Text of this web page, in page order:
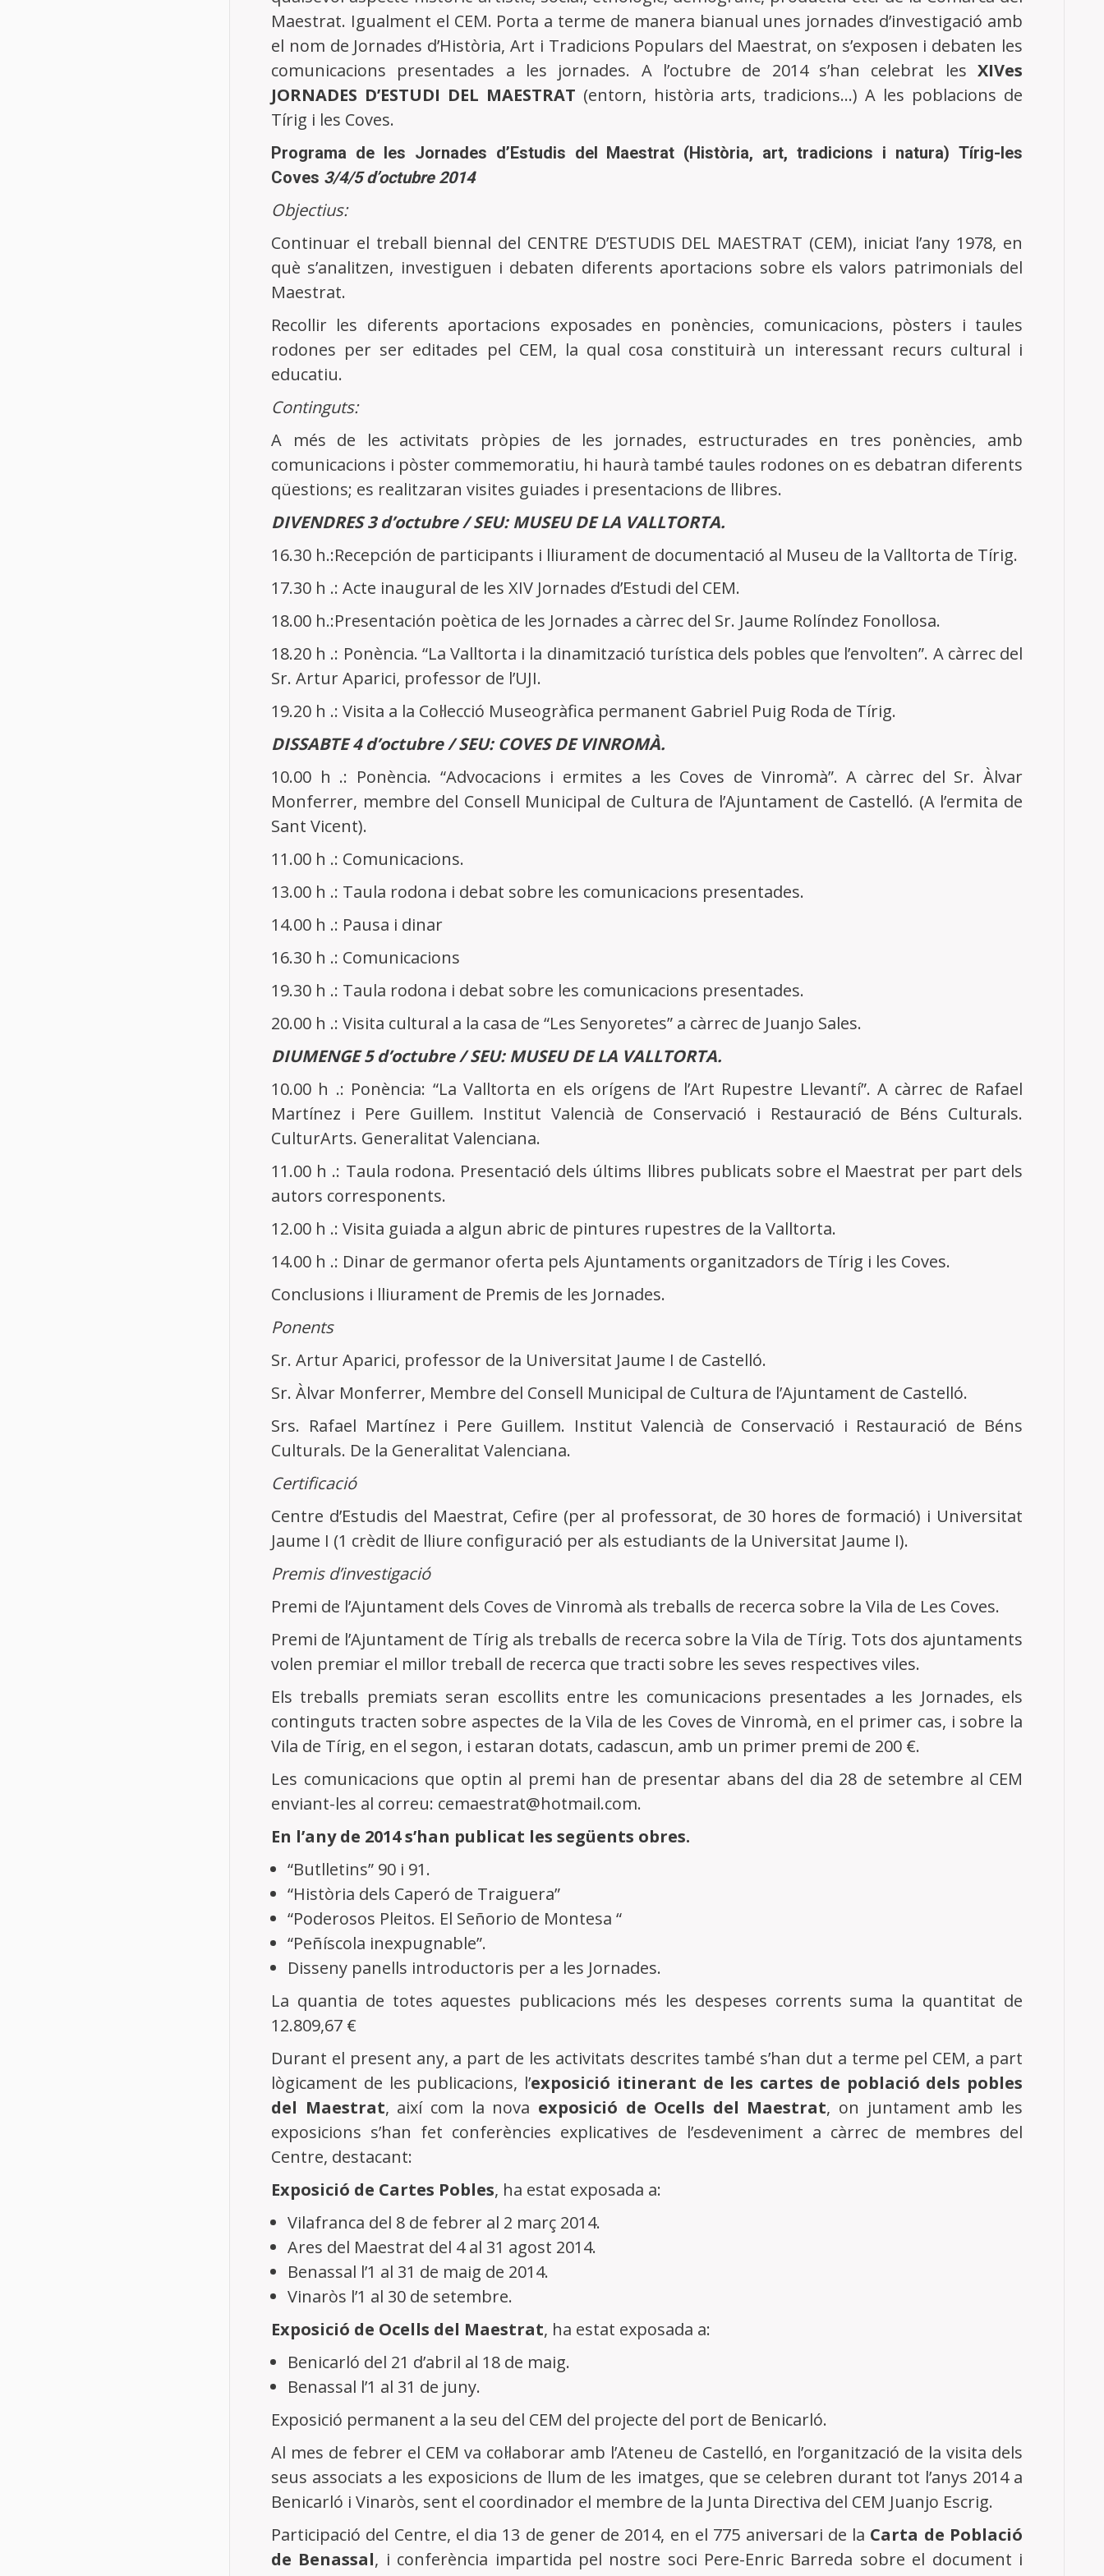
Maestrat. Igualment el CEM. Porta a terme de manera bianual unes jornades d’investigació amb
el nom de Jornades d’Història, Art i Tradicions Populars del Maestrat, on s’exposen i debaten les
comunicacions presentades a les jornades. A l’octubre de 2014 s’han celebrat les XIVes
JORNADES D’ESTUDI DEL MAESTRAT (entorn, història arts, tradicions…) A les poblacions de
Tírig i les Coves.
Programa de les Jornades d’Estudis del Maestrat (Història, art, tradicions i natura) Tírig-les
Coves 3/4/5 d’octubre 2014
Objectius:
Continuar el treball biennal del CENTRE D’ESTUDIS DEL MAESTRAT (CEM), iniciat l’any 1978, en
què s’analitzen, investiguen i debaten diferents aportacions sobre els valors patrimonials del
Maestrat.
Recollir les diferents aportacions exposades en ponències, comunicacions, pòsters i taules
rodones per ser editades pel CEM, la qual cosa constituirà un interessant recurs cultural i
educatiu.
Continguts:
A més de les activitats pròpies de les jornades, estructurades en tres ponències, amb
comunicacions i pòster commemoratiu, hi haurà també taules rodones on es debatran diferents
qüestions; es realitzaran visites guiades i presentacions de llibres.
DIVENDRES 3 d’octubre / SEU: MUSEU DE LA VALLTORTA.
16.30 h.:Recepción de participants i lliurament de documentació al Museu de la Valltorta de Tírig.
17.30 h .: Acte inaugural de les XIV Jornades d’Estudi del CEM.
18.00 h.:Presentación poètica de les Jornades a càrrec del Sr. Jaume Rolíndez Fonollosa.
18.20 h .: Ponència. “La Valltorta i la dinamització turística dels pobles que l’envolten”. A càrrec del
Sr. Artur Aparici, professor de l’UJI.
19.20 h .: Visita a la Col·lecció Museogràfica permanent Gabriel Puig Roda de Tírig.
DISSABTE 4 d’octubre / SEU: COVES DE VINROMÀ.
10.00 h .: Ponència. “Advocacions i ermites a les Coves de Vinromà”. A càrrec del Sr. Àlvar
Monferrer, membre del Consell Municipal de Cultura de l’Ajuntament de Castelló. (A l’ermita de
Sant Vicent).
11.00 h .: Comunicacions.
13.00 h .: Taula rodona i debat sobre les comunicacions presentades.
14.00 h .: Pausa i dinar
16.30 h .: Comunicacions
19.30 h .: Taula rodona i debat sobre les comunicacions presentades.
20.00 h .: Visita cultural a la casa de “Les Senyoretes” a càrrec de Juanjo Sales.
DIUMENGE 5 d’octubre / SEU: MUSEU DE LA VALLTORTA.
10.00 h .: Ponència: “La Valltorta en els orígens de l’Art Rupestre Llevantí”. A càrrec de Rafael
Martínez i Pere Guillem. Institut Valencià de Conservació i Restauració de Béns Culturals.
CulturArts. Generalitat Valenciana.
11.00 h .: Taula rodona. Presentació dels últims llibres publicats sobre el Maestrat per part dels
autors corresponents.
12.00 h .: Visita guiada a algun abric de pintures rupestres de la Valltorta.
14.00 h .: Dinar de germanor oferta pels Ajuntaments organitzadors de Tírig i les Coves.
Conclusions i lliurament de Premis de les Jornades.
Ponents
Sr. Artur Aparici, professor de la Universitat Jaume I de Castelló.
Sr. Àlvar Monferrer, Membre del Consell Municipal de Cultura de l’Ajuntament de Castelló.
Srs. Rafael Martínez i Pere Guillem. Institut Valencià de Conservació i Restauració de Béns
Culturals. De la Generalitat Valenciana.
Certificació
Centre d’Estudis del Maestrat, Cefire (per al professorat, de 30 hores de formació) i Universitat
Jaume I (1 crèdit de lliure configuració per als estudiants de la Universitat Jaume I).
Premis d’investigació
Premi de l’Ajuntament dels Coves de Vinromà als treballs de recerca sobre la Vila de Les Coves.
Premi de l’Ajuntament de Tírig als treballs de recerca sobre la Vila de Tírig. Tots dos ajuntaments
volen premiar el millor treball de recerca que tracti sobre les seves respectives viles.
Els treballs premiats seran escollits entre les comunicacions presentades a les Jornades, els
continguts tracten sobre aspectes de la Vila de les Coves de Vinromà, en el primer cas, i sobre la
Vila de Tírig, en el segon, i estaran dotats, cadascun, amb un primer premi de 200 €.
Les comunicacions que optin al premi han de presentar abans del dia 28 de setembre al CEM
enviant-les al correu: cemaestrat@hotmail.com.
En l’any de 2014 s’han publicat les següents obres.
“Butlletins” 90 i 91.
“Història dels Caperó de Traiguera”
“Poderosos Pleitos. El Señorio de Montesa “
“Peñíscola inexpugnable”.
Disseny panells introductoris per a les Jornades.
La quantia de totes aquestes publicacions més les despeses corrents suma la quantitat de
12.809,67 €
Durant el present any, a part de les activitats descrites també s’han dut a terme pel CEM, a part
lògicament de les publicacions, l’exposició itinerant de les cartes de població dels pobles
del Maestrat, així com la nova exposició de Ocells del Maestrat, on juntament amb les
exposicions s’han fet conferències explicatives de l’esdeveniment a càrrec de membres del
Centre, destacant:
Exposició de Cartes Pobles, ha estat exposada a:
Vilafranca del 8 de febrer al 2 març 2014.
Ares del Maestrat del 4 al 31 agost 2014.
Benassal l’1 al 31 de maig de 2014.
Vinaròs l’1 al 30 de setembre.
Exposició de Ocells del Maestrat, ha estat exposada a:
Benicarló del 21 d’abril al 18 de maig.
Benassal l’1 al 31 de juny.
Exposició permanent a la seu del CEM del projecte del port de Benicarló.
Al mes de febrer el CEM va col·laborar amb l’Ateneu de Castelló, en l’organització de la visita dels
seus associats a les exposicions de llum de les imatges, que se celebren durant tot l’anys 2014 a
Benicarló i Vinaròs, sent el coordinador el membre de la Junta Directiva del CEM Juanjo Escrig.
Participació del Centre, el dia 13 de gener de 2014, en el 775 aniversari de la Carta de Població
de Benassal, i conferència impartida pel nostre soci Pere-Enric Barreda sobre el document i
junio año 2022
13 juliol, 2024
-Avís
Contacta|Compra de publicacions |Fes-te soci|Accés per a socis